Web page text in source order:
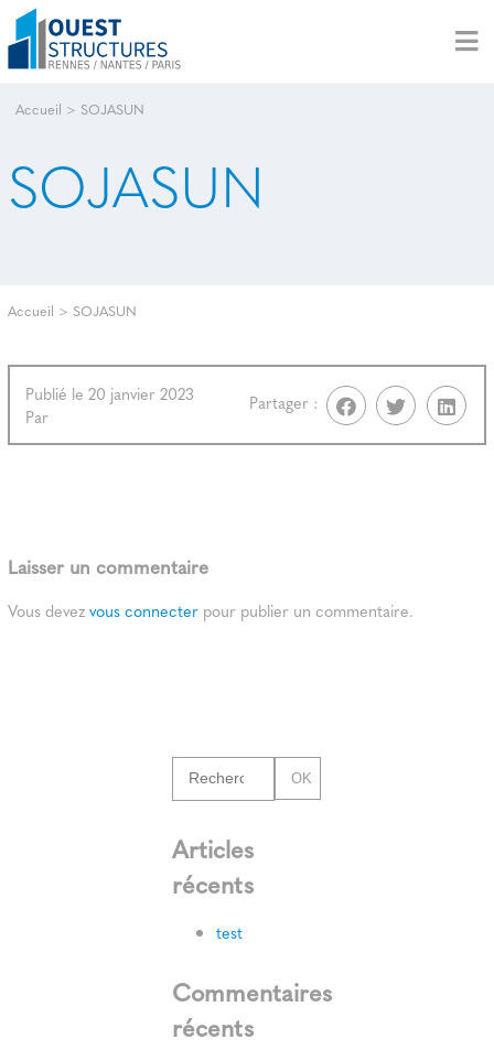
Accueil > SOJASUN
SOJASUN
Accueil > SOJASUN
Publié le 20 janvier 2023
Par
Partager :
Laisser un commentaire
Vous devezvous connecter pour publier un commentaire.
OK
Articles
récents
test
Commentaires
récents